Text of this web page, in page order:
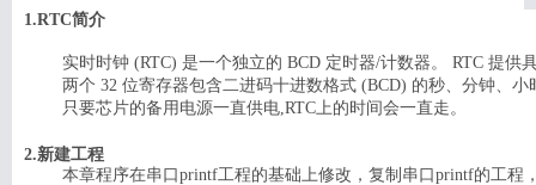
1.RTC简介
实时时钟 (RTC) 是一个独立的 BCD 定时器/计数器。 RTC 提供
两个 32 位寄存器包含二进码十进数格式 (BCD) 的秒、分钟、
只要芯片的备用电源一直供电,RTC上的时间会一直走。
2.新建工程
本章程序在串口printf工程的基础上修改，复制串口printf的工程，